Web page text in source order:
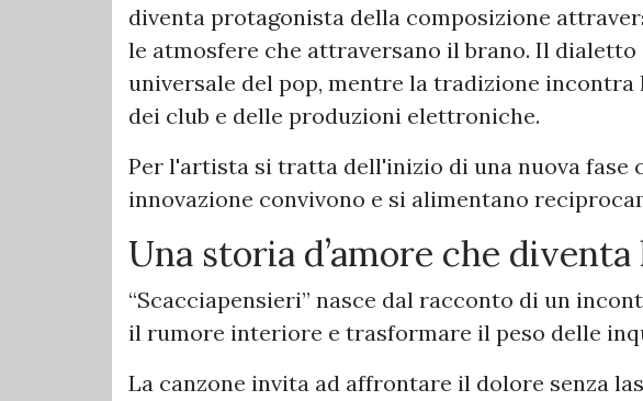
diventa protagonista della composizione
le atmosfere che attraversano il brano. Il
universale del pop, mentre la tradizione
dei club e delle produzioni elettroniche.
Per l'artista si tratta dell'inizio di una nuova fase
innovazione convivono e si alimentano
Una storia d’amore che
“Scacciapensieri” nasce dal racconto di un
il rumore interiore e trasformare il peso delle
La canzone invita ad affrontare il dolore senza